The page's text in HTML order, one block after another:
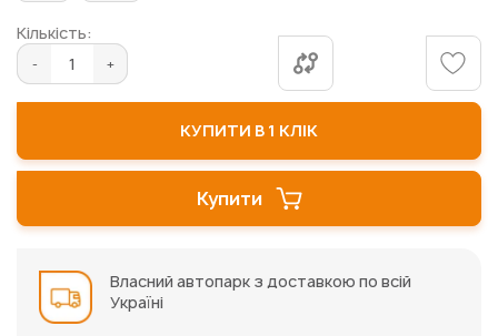
Кількість:
Купити
КУПИТИ В 1 КЛІК
Власний автопарк з доставкою по всій
Україні